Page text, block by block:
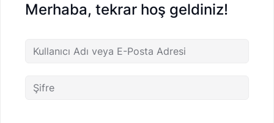
Merhaba, tekrar hoş geldiniz!